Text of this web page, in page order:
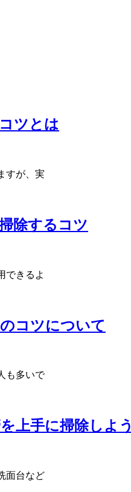
ツとは
すが、実
除するコツ
できるよ
コツについて
も多いで
上手に掃除しよう
面台など